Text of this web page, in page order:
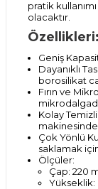
pratik
olacaktır.
Özellikleri:
Geniş
Dayanıklı
borosilikat
Fırın ve
Kolay
makinesinde
Çok Yönlü
saklamak
Ölçüler:
Çap: 220
Yükseklik: